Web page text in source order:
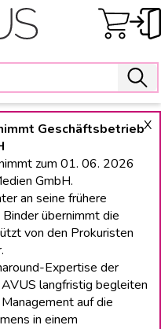
X
Geschäftsbetrieb
zum 01. 06. 2026
GmbH.
an seine frühere
übernimmt die
von den Prokuristen
Expertise der
langfristig begleiten
auf die
in einem